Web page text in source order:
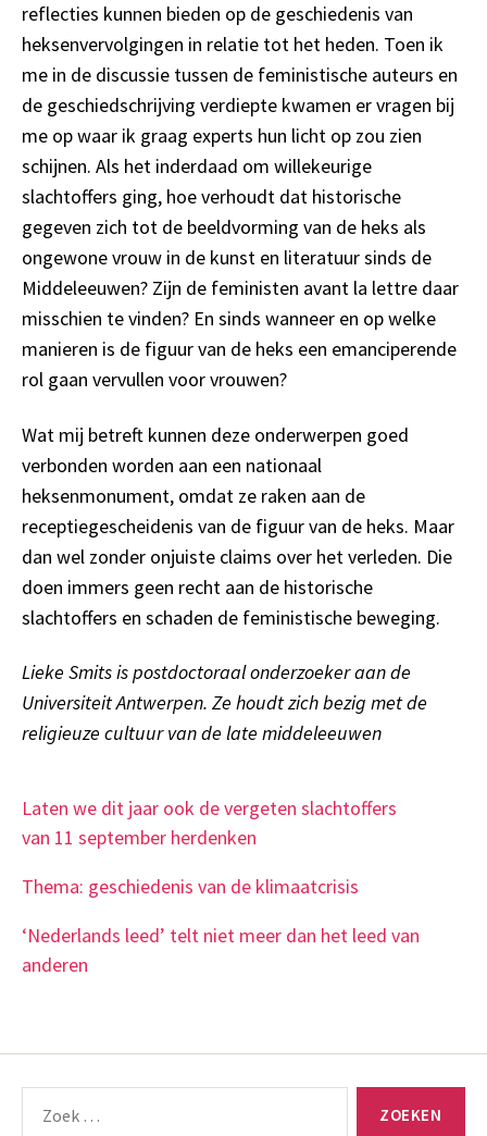
reflecties kunnen bieden op de geschiedenis van
heksenvervolgingen in relatie tot het heden. Toen ik
me in de discussie tussen de feministische auteurs en
de geschiedschrijving verdiepte kwamen er vragen bij
me op waar ik graag experts hun licht op zou zien
schijnen. Als het inderdaad om willekeurige
slachtoffers ging, hoe verhoudt dat historische
gegeven zich tot de beeldvorming van de heks als
ongewone vrouw in de kunst en literatuur sinds de
Middeleeuwen? Zijn de feministen avant la lettre daar
misschien te vinden? En sinds wanneer en op welke
manieren is de figuur van de heks een emanciperende
rol gaan vervullen voor vrouwen?
Wat mij betreft kunnen deze onderwerpen goed
verbonden worden aan een nationaal
heksenmonument, omdat ze raken aan de
receptiegescheidenis van de figuur van de heks. Maar
dan wel zonder onjuiste claims over het verleden. Die
doen immers geen recht aan de historische
slachtoffers en schaden de feministische beweging.
Lieke Smits is postdoctoraal onderzoeker aan de
Universiteit Antwerpen. Ze houdt zich bezig met de
religieuze cultuur van de late middeleeuwen
Laten we dit jaar ook de vergeten slachtoffers
van 11 september herdenken
Thema: geschiedenis van de klimaatcrisis
‘Nederlands leed’ telt niet meer dan het leed van
anderen
naar: